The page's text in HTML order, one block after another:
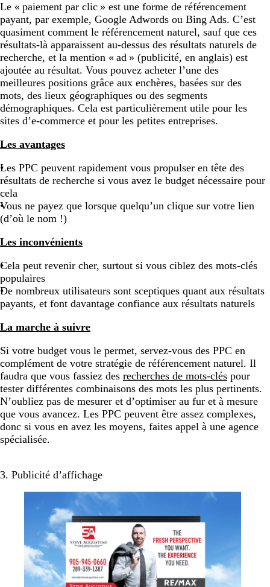
Le « paiement par clic » est une forme de référencement
payant, par exemple, Google Adwords ou Bing Ads. C’est
quasiment comment le référencement naturel, sauf que ces
résultats-là apparaissent au-dessus des résultats naturels de
recherche, et la mention « ad » (publicité, en anglais) est
ajoutée au résultat. Vous pouvez acheter l’une des
meilleures positions grâce aux enchères, basées sur des
mots, des lieux géographiques ou des segments
démographiques. Cela est particulièrement utile pour les
sites d’e-commerce et pour les petites entreprises.
Les avantages
Les PPC peuvent rapidement vous propulser en tête des
résultats de recherche si vous avez le budget nécessaire pour
cela
Vous ne payez que lorsque quelqu’un clique sur votre lien
(d’où le nom !)
Les inconvénients
Cela peut revenir cher, surtout si vous ciblez des mots-clés
populaires
De nombreux utilisateurs sont sceptiques quant aux résultats
payants, et font davantage confiance aux résultats naturels
La marche à suivre
Si votre budget vous le permet, servez-vous des PPC en
complément de votre stratégie de référencement naturel. Il
faudra que vous fassiez des recherches de mots-clés pour
tester différentes combinaisons des mots les plus pertinents.
N’oubliez pas de mesurer et d’optimiser au fur et à mesure
que vous avancez. Les PPC peuvent être assez complexes,
donc si vous en avez les moyens, faites appel à une agence
spécialisée.
3. Publicité d’affichage